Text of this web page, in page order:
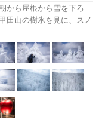
から屋根から雪を下ろ
田山の樹氷を見に、スノ